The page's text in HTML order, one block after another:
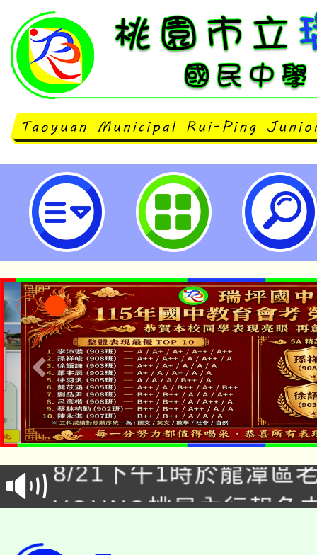
大溪國小辦理親職教育講座「讀
SEL × 愛之語的親職練習」，歡
及社區人士參加。-桃園市立瑞坪
「本色祭」8/29、30在
場熱烈登場!
8/21下午1時於龍潭區
徵才活動。
YOUNG桃局內行報名